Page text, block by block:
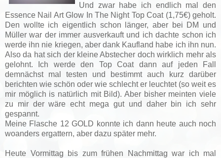
Und zwar habe ich endlich mal den
Essence Nail Art Glow In The Night Top Coat (1,75€) geholt.
Den wollte ich eigentlich schon länger, aber bei DM und
Müller war der immer ausverkauft und ich dachte schon ich
werde ihn nie kriegen, aber dank Kaufland habe ich ihn nun.
Also da hat sich der kleine Abstecher doch wirklich mehr als
gelohnt. Ich werde den Top Coat dann auf jeden Fall
demnächst mal testen und bestimmt auch kurz darüber
berichten wie schön oder wie schlecht er leuchtet (so weit es
mir möglich is natürlich mit Bild). Aber bisher meinten viele
zu mir der wäre echt mega gut und daher bin ich sehr
gespannt.
Meine Flasche 12 GOLD konnte ich dann heute auch noch
woanders ergattern, aber dazu später mehr.
Heute Vormittag bis zum frühen Nachmittag war ich mal